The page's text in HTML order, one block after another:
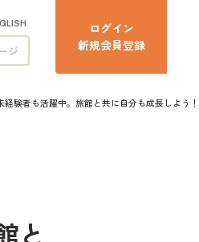
ジ
ログイン
新規会員登録
経験者も活躍中。旅館と共に自分も成長しよう！
と